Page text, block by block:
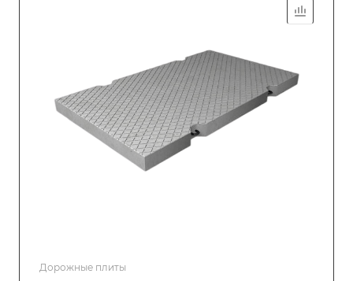
Дорожные плиты